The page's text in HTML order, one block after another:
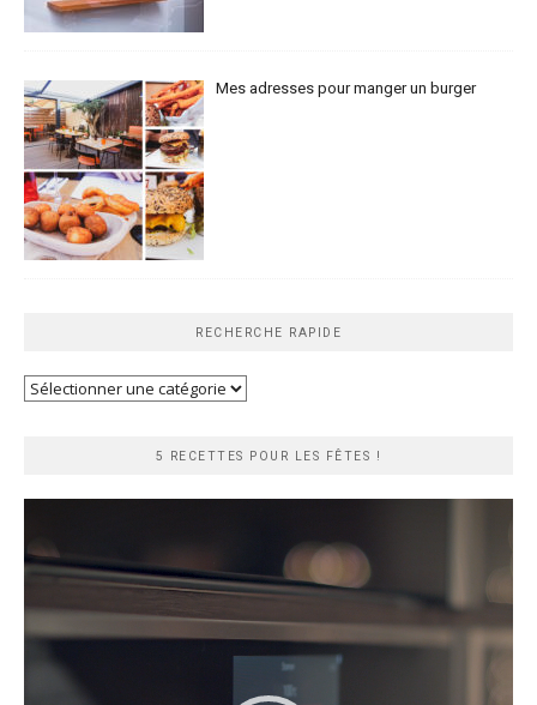
Mes adresses pour manger un burger
RECHERCHE RAPIDE
Recherche
5 RECETTES POUR LES FÊTES !